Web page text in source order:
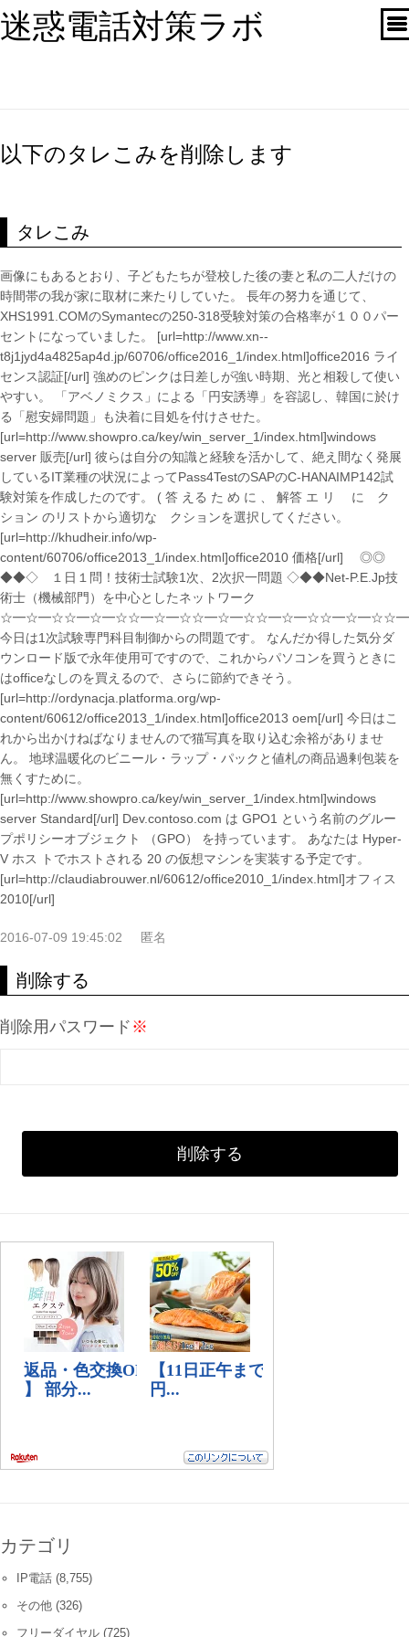
迷惑電話対策ラボ
以下のタレこみを削除します
タレこみ
画像にもあるとおり、子どもたちが登校した後の妻と私の二人だけの
時間帯の我が家に取材に来たりしていた。 長年の努力を通じて、
XHS1991.COMのSymantecの250-318受験対策の合格率が１００パー
セントになっていました。 [url=http://www.xn--
t8j1jyd4a4825ap4d.jp/60706/office2016_1/index.html]office2016 ライ
センス認証[/url] 強めのピンクは日差しが強い時期、光と相殺して使い
やすい。 「アベノミクス」による「円安誘導」を容認し、韓国に於け
る「慰安婦問題」も決着に目処を付けさせた。
[url=http://www.showpro.ca/key/win_server_1/index.html]windows
server 販売[/url] 彼らは自分の知識と経験を活かして、絶え間なく発展
しているIT業種の状況によってPass4TestのSAPのC-HANAIMP142試
験対策を作成したのです。 ( 答 える た め に 、 解答 エ リ ゕにゕク
ション のリストから適切なゕクションを選択してください。
[url=http://khudheir.info/wp-
content/60706/office2013_1/index.html]office2010 価格[/url] ◎◎
◆◆◇ １日１問！技術士試験1次、2次択一問題 ◇◆◆Net-P.E.Jp技
術士（機械部門）を中心としたネットワーク
今日は1次試験専門科目制御からの問題です。 なんだか得した気分ダ
ウンロード版で永年使用可ですので、これからパソコンを買うときに
はofficeなしのを買えるので、さらに節約できそう。
[url=http://ordynacja.platforma.org/wp-
content/60612/office2013_1/index.html]office2013 oem[/url] 今日はこ
れから出かけねばなりませんので猫写真を取り込む余裕がありませ
ん。 地球温暖化のビニール・ラップ・パックと値札の商品過剰包装を
無くすために。
[url=http://www.showpro.ca/key/win_server_1/index.html]windows
server Standard[/url] Dev.contoso.com は GPO1 という名前のグルー
プポリシーオブジェクト （GPO） を持っています。 あなたは Hyper-
V ホス トでホストされる 20 の仮想マシンを実装する予定です。
[url=http://claudiabrouwer.nl/60612/office2010_1/index.html]オフィス
2010[/url]
2016-07-09 19:45:02 匿名
削除する
削除用パスワード ※
カテゴリ
IP電話 (8,755)
その他 (326)
フリーダイヤル (725)